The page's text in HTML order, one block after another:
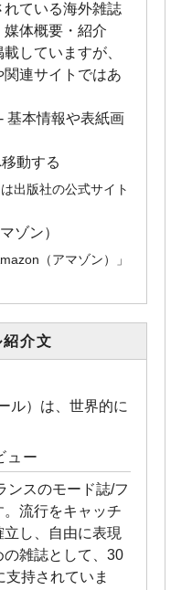
れている海外雑誌
体概要・紹介
していますが、
連サイトではあ
- 基本情報や表紙画
動する
出版社の公式サイト
ゾン）
（アマゾン）」
介文
ル）は、世界的に
ュー
ンスのモード誌/フ
。流行をキャッチ
し、自由に表現
の雑誌として、30
持されていま